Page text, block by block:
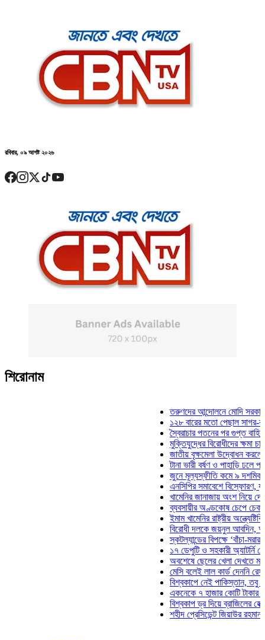
রবিবার, ০৯ আগষ্ট ২০২৬
শিরোনাম
তরুণদের আন্দোলনে মোদি সরকার
১২৮ বারের মতো পেছাল সাগর-রুনি
স্বৈরাচার পতনের পর গুপ্ত বাহিনীর
মুক্তিযুদ্ধের বিরোধীদের ক্ষমা
জাতীয় বৃক্ষমেলা উদ্বোধন করলেন
টানা ভারী বর্ষণ ও পাহাড়ি ঢলে
জুনে মূল্যস্ফীতি কমে ৯ দশমিক ১৬
এনসিপির সমাবেশে বিস্ফোরণ,
খামেনির জানাজায় অংশ নিয়ে দেশে
ব্যবসায়ীর অণ্ডকোষ চেপে চেক-
ইমাম খামেনির রাষ্ট্রীয়
বিরোধী দলকে জয়নুল আবদিন,
স্কটল্যান্ডের বিপক্ষে ‘বাঁচা-মরার
১৭ ডেপুটি ও সহকারী অ্যাটর্নি
অবশেষে ছেলের খেলা দেখতে মাঠে
মেসি বলেই লাল কার্ড দেননি রেফারি!
বিশ্বকাপে নেই পাকিস্তান, তবু
একনেকে ৭ হাজার কোটি টাকার ৫
বিশ্বকাপ ড্র দিয়ে ব্রাজিলের হেক্সা
শহীদ প্রেসিডেন্ট জিয়াউর রহমান